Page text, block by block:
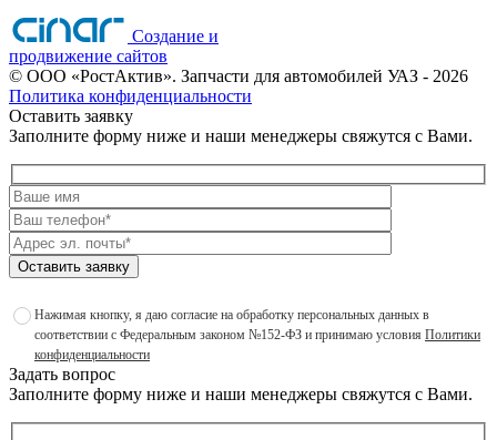
Создание и
продвижение сайтов
© ООО «РостАктив». Запчасти для автомобилей УАЗ - 2026
Политика конфиденциальности
Оставить заявку
Заполните форму ниже и наши менеджеры свяжутся с Вами.
Оставить заявку
Нажимая кнопку, я даю согласие на обработку персональных данных в
соответствии с Федеральным законом №152-ФЗ и принимаю условия Политики
конфиденциальности
Задать вопрос
Заполните форму ниже и наши менеджеры свяжутся с Вами.